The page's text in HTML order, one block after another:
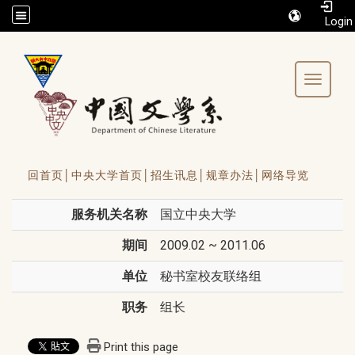
/accesskey"" title="Toolbar">:::
Toggle
回首页│ 中央大学首页│ 招生讯息│ 规章办法│ 网络导览
服务机关名称 国立中央大学
期间 2009.02 ~ 2011.06
单位 秘书室校友联络组
职务 组长
Print this page